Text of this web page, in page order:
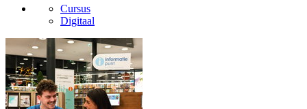
Cursus
Digitaal